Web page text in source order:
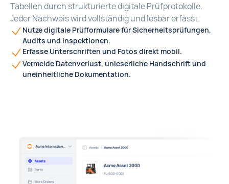
Tabellen durch strukturierte digitale Prüfprotokolle.
Jeder Nachweis wird vollständig und lesbar erfasst.
Nutze digitale Prüfformulare für Sicherheitsprüfungen,
Audits und Inspektionen.
Erfasse Unterschriften und Fotos direkt mobil.
Vermeide Datenverlust, unleserliche Handschrift und
uneinheitliche Dokumentation.